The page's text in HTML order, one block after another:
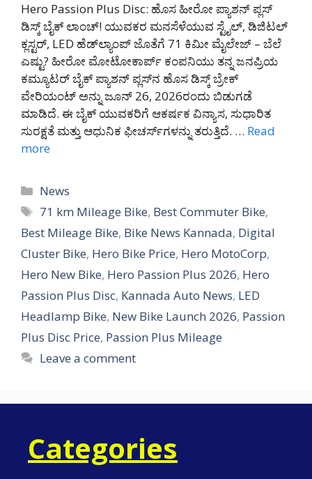
Hero Passion Plus Disc: ಹೊಸ ಹೀರೋ ಪ್ಯಾಶನ್ ಪ್ಲಸ್
ಡಿಸ್ಕ್ ಬೈಕ್ ಲಾಂಚ್! ಯುವಕರ ಮನಸೆಳೆಯುವ ಸ್ಟೈಲ್, ಡಿಜಿಟಲ್
ಕ್ಲಸ್ಟರ್, LED ಹೆಡ್‌ಲ್ಯಾಂಪ್ ಜೊತೆಗೆ 71 ಕಿಮೀ ಮೈಲೇಜ್ – ಬೆಲೆ
ಎಷ್ಟು? ಹೀರೋ ಮೋಟೋಕಾರ್ಪ್ ಕಂಪನಿಯು ತನ್ನ ಜನಪ್ರಿಯ
ಕಮ್ಯೂಟರ್ ಬೈಕ್ ಪ್ಯಾಶನ್ ಪ್ಲಸ್‌ನ ಹೊಸ ಡಿಸ್ಕ್ ಬ್ರೇಕ್
ವೇರಿಯಂಟ್ ಅನ್ನು ಜೂನ್ 26, 2026ರಂದು ಬಿಡುಗಡೆ
ಮಾಡಿದೆ. ಈ ಬೈಕ್ ಯುವಕರಿಗೆ ಆಕರ್ಷಕ ವಿನ್ಯಾಸ, ಸುಧಾರಿತ
ಸುರಕ್ಷತೆ ಮತ್ತು ಆಧುನಿಕ ಫೀಚರ್ಸ್‌ಗಳನ್ನು ತರುತ್ತಿದೆ. … Read
more
Categories
News
Tags
71 km Mileage Bike, Best Commuter Bike,
Best Mileage Bike, Bike News Kannada, Digital
Cluster Bike, Hero Bike Price, Hero MotoCorp,
Hero New Bike, Hero Passion Plus 2026, Hero
Passion Plus Disc, Kannada Auto News, LED
Headlamp Bike, New Bike Launch 2026, Passion
Plus Disc Price, Passion Plus Mileage
Leave a comment
Categories